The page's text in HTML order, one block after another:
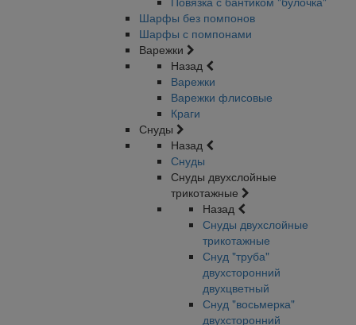
Шарфы без помпонов
Шарфы с помпонами
Варежки
Назад
Варежки
Варежки флисовые
Краги
Снуды
Назад
Снуды
Снуды двухслойные
трикотажные
Назад
Снуды двухслойные
трикотажные
Снуд "труба"
двухсторонний
двухцветный
Снуд "восьмерка"
двухсторонний